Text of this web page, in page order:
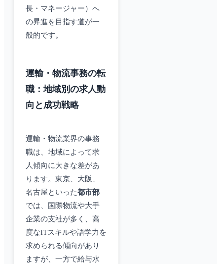
長・マネージャー）へ
の昇進を目指す道が一
般的です。
運輸・物流事務の転
職：地域別の求人動
向と成功戦略
運輸・物流業界の事務
職は、地域によって求
人傾向に大きな差があ
ります。東京、大阪、
名古屋といった都市部
では、国際物流や大手
企業の支社が多く、高
度なITスキルや語学力を
求められる傾向があり
ますが、一方で給与水